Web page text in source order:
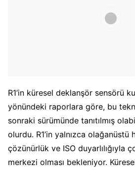
R1’in küresel deklanşör sensörü
yönündeki raporlara göre, bu
sonraki sürümünde tanıtılmış
olurdu. R1’in yalnızca olağanüstü
çözünürlük ve ISO duyarlılığıyla
merkezi olması bekleniyor.